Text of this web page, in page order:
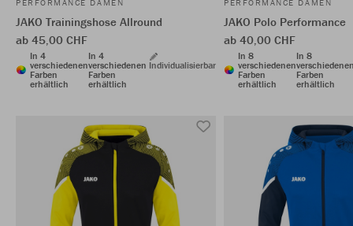
PERFORMANCE DAMEN
JAKO Trainingshose Allround
ab 45,00 CHF
In 4
verschiedenen
Farben
erhältlich
In 4
verschiedenen
Farben
erhältlich
Individualisierbar
PERFORMANCE DAMEN
JAKO Polo Performance
ab 40,00 CHF
In 8
verschiedenen
Farben
erhältlich
In 8
Farben
erhältlich